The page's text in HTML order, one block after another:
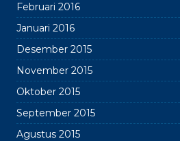
Februari 2016
Januari 2016
Desember 2015
November 2015
Oktober 2015
September 2015
Agustus 2015